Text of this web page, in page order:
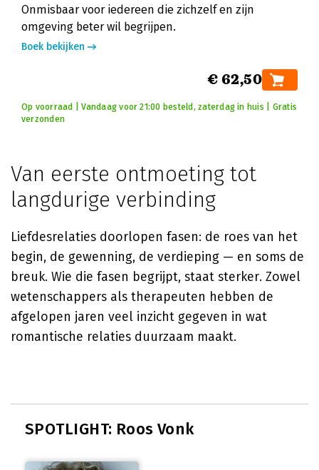
Onmisbaar voor iedereen die zichzelf en zijn
omgeving beter wil begrijpen.
Boek bekijken
€ 62,50
Op voorraad | Vandaag voor 21:00 besteld, zaterdag in huis | Gratis
verzonden
Van eerste ontmoeting tot
langdurige verbinding
Liefdesrelaties doorlopen fasen: de roes van het
begin, de gewenning, de verdieping — en soms de
breuk. Wie die fasen begrijpt, staat sterker. Zowel
wetenschappers als therapeuten hebben de
afgelopen jaren veel inzicht gegeven in wat
romantische relaties duurzaam maakt.
SPOTLIGHT: Roos Vonk